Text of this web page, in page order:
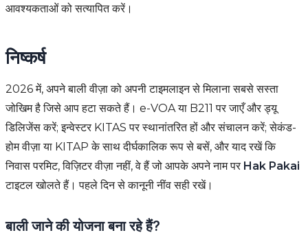
आवश्यकताओं को सत्यापित करें।
निष्कर्ष
2026 में, अपने बाली वीज़ा को अपनी टाइमलाइन से मिलाना सबसे सस्ता
जोखिम है जिसे आप हटा सकते हैं। e-VOA या B211 पर जाएँ और ड्यू
डिलिजेंस करें; इन्वेस्टर KITAS पर स्थानांतरित हों और संचालन करें; सेकंड-
होम वीज़ा या KITAP के साथ दीर्घकालिक रूप से बसें, और याद रखें कि
निवास परमिट, विज़िटर वीज़ा नहीं, वे हैं जो आपके अपने नाम पर Hak Pakai
टाइटल खोलते हैं। पहले दिन से कानूनी नींव सही रखें।
बाली जाने की योजना बना रहे हैं?